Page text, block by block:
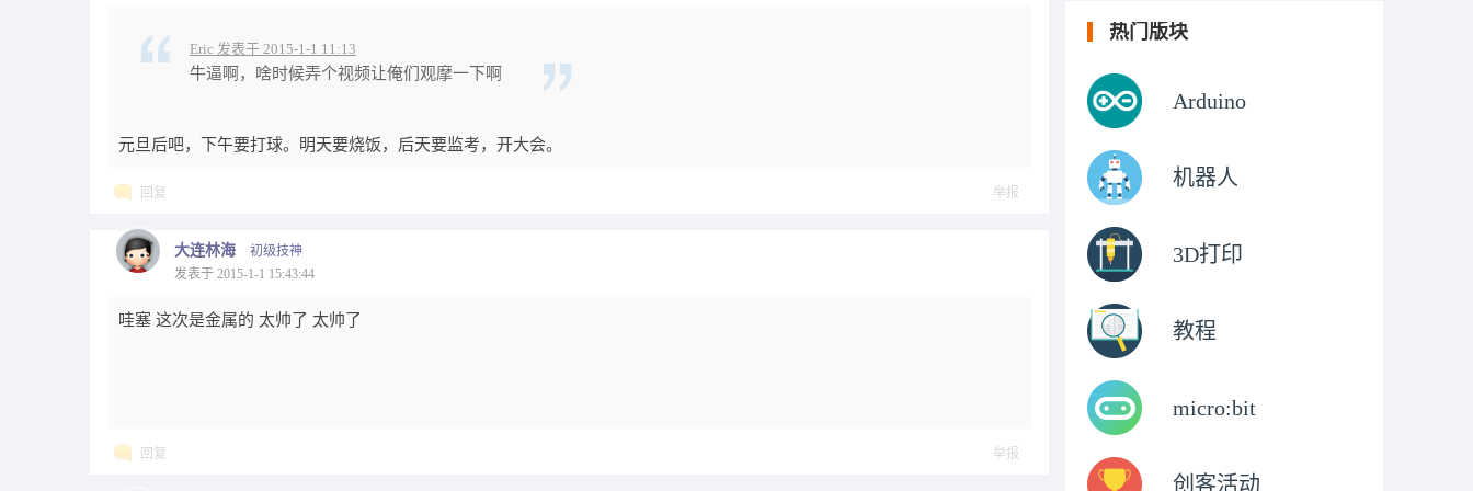
Eric 发表于 2015-1-1 11:13
牛逼啊，啥时候弄个视频让俺们观摩一下啊
元旦后吧，下午要打球。明天要烧饭，后天要监考，开大会。
回复 举报
大连林海
初级技神
发表于 2015-1-1 15:43:44
哇塞 这次是金属的 太帅了 太帅了
回复 举报
热门版块
Arduino
机器人
3D打印
教程
micro:bit
创客活动